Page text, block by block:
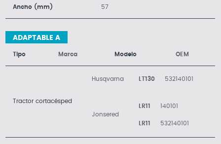
Ancho (mm) 57
ADAPTABLE A
Tipo Marca Modelo OEM
Tractor cortacésped
Husqvarna LT130 532140101
Jonsered
LR11 140101
LR11 532140101